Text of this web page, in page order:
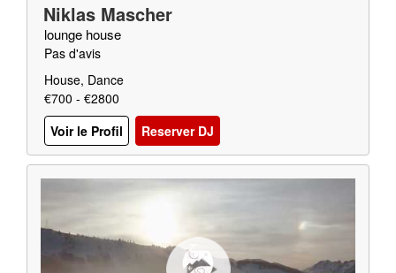
Niklas Mascher
lounge house
Pas d'avis
House, Dance
€700 - €2800
Voir le Profil
Reserver DJ